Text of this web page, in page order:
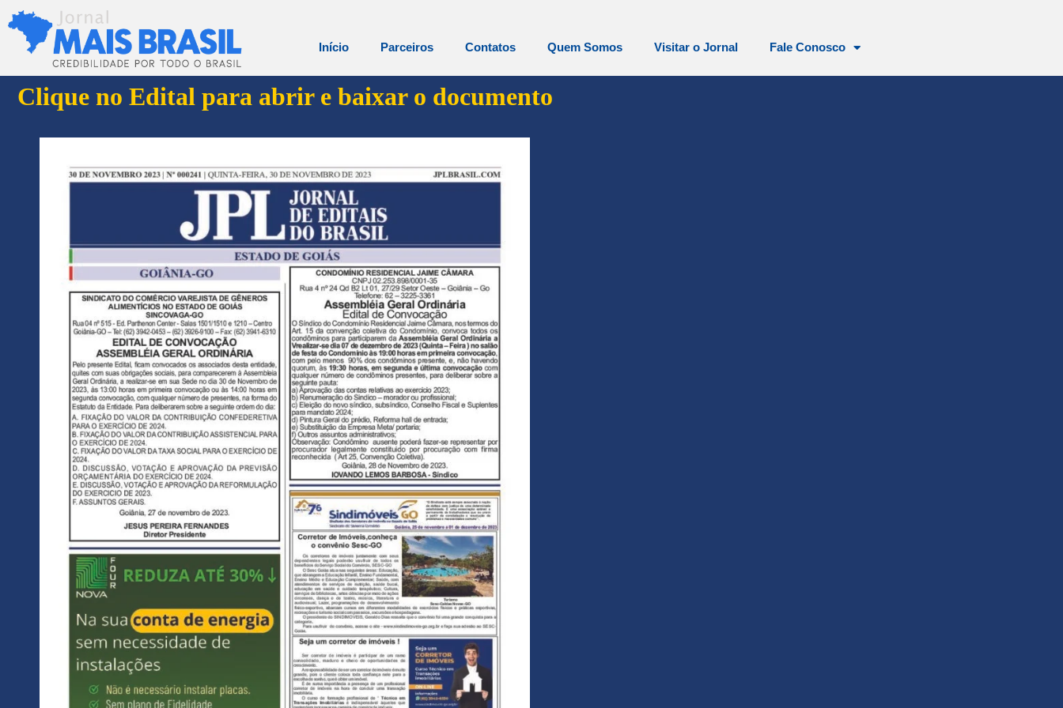
Início Parceiros Contatos Quem Somos Visitar o Jornal Fale Conosco
Clique no Edital para abrir e baixar o documento